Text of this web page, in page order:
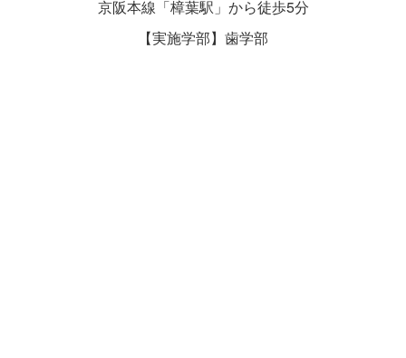
京阪本線「樟葉駅」から徒歩5分
【実施学部】歯学部